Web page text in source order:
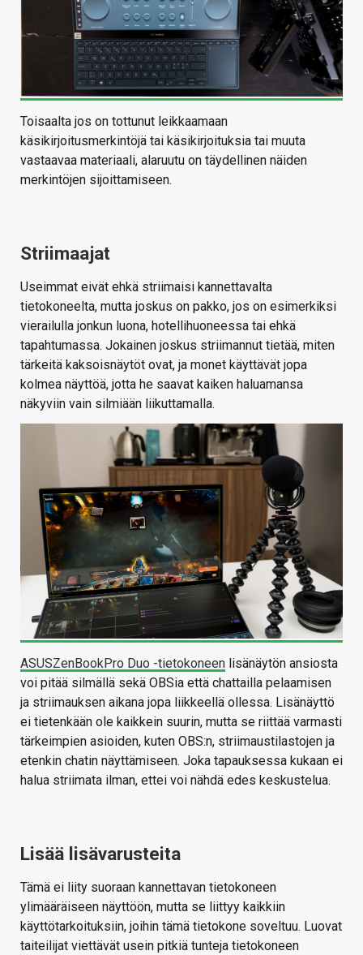
Toisaalta jos on tottunut leikkaamaan
käsikirjoitusmerkintöjä tai käsikirjoituksia tai muuta
vastaavaa materiaali, alaruutu on täydellinen näiden
merkintöjen sijoittamiseen.
Striimaajat
Useimmat eivät ehkä striimaisi kannettavalta
tietokoneelta, mutta joskus on pakko, jos on esimerkiksi
vierailulla jonkun luona, hotellihuoneessa tai ehkä
tapahtumassa. Jokainen joskus striimannut tietää, miten
tärkeitä kaksoisnäytöt ovat, ja monet käyttävät jopa
kolmea näyttöä, jotta he saavat kaiken haluamansa
näkyviin vain silmiään liikuttamalla.
ASUSZenBookPro Duo -tietokoneen lisänäytön ansiosta
voi pitää silmällä sekä OBSia että chattailla pelaamisen
ja striimauksen aikana jopa liikkeellä ollessa. Lisänäyttö
ei tietenkään ole kaikkein suurin, mutta se riittää varmasti
tärkeimpien asioiden, kuten OBS:n, striimaustilastojen ja
etenkin chatin näyttämiseen. Joka tapauksessa kukaan ei
halua striimata ilman, ettei voi nähdä edes keskustelua.
Lisää lisävarusteita
Tämä ei liity suoraan kannettavan tietokoneen
ylimääräiseen näyttöön, mutta se liittyy kaikkiin
käyttötarkoituksiin, joihin tämä tietokone soveltuu. Luovat
taiteilijat viettävät usein pitkiä tunteja tietokoneen